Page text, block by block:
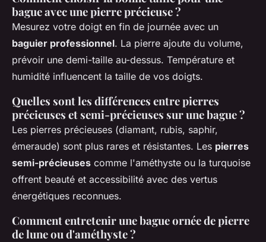
bague avec une pierre précieuse ?
Mesurez votre doigt en fin de journée avec un
baguier professionnel. La pierre ajoute du volume,
prévoir une demi-taille au-dessus. Température et
humidité influencent la taille de vos doigts.
Quelles sont les différences entre pierres
précieuses et semi-précieuses sur une bague ?
Les pierres précieuses (diamant, rubis, saphir,
émeraude) sont plus rares et résistantes. Les pierres
semi-précieuses comme l'améthyste ou la turquoise
offrent beauté et accessibilité avec des vertus
énergétiques reconnues.
Comment entretenir une bague ornée de pierre
de lune ou d'améthyste ?